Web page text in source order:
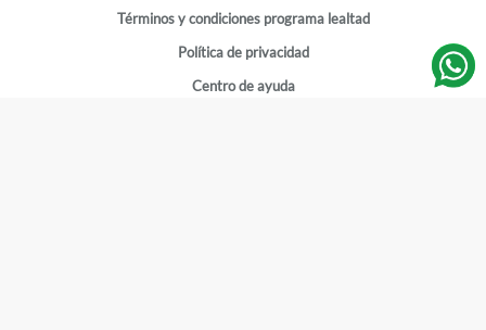
Términos y condiciones programa lealtad
Política de privacidad
Centro de ayuda